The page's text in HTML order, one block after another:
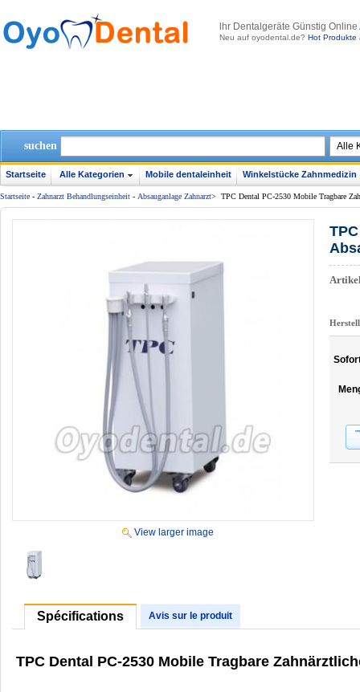
lhr Dentalgeräte Günstig
Neu auf oyodental.de? Hot Produkte
suchen
Startseite Alle Kategorien Mobile dentaleinheit Winkelstücke Zahnmedizin
Startseite - Zahnarzt Behandlungseinheit - Absauganlage Zahnarzt> TPC Dental PC-2530 Mobile Tragbare
View larger image
Spécifications Avis sur le produit
TPC Dental PC-2530 Mobile Tragbare